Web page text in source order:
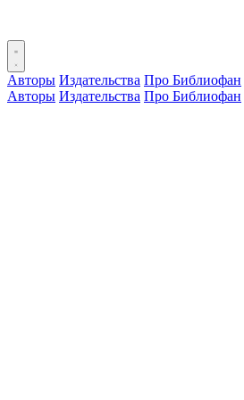
Авторы Издательства Про Библиофан
Авторы Издательства Про Библиофан